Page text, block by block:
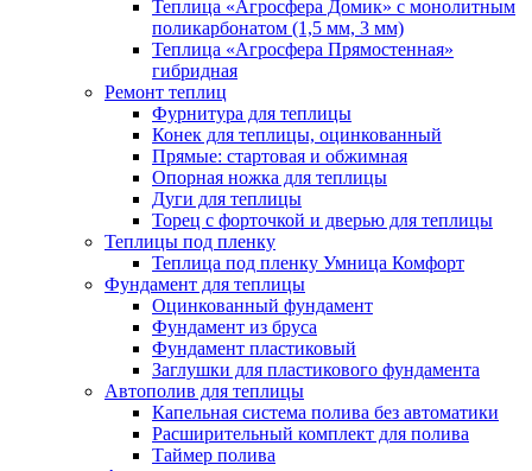
Теплица «Агросфера Домик» с монолитным
поликарбонатом (1,5 мм, 3 мм)
Теплица «Агросфера Прямостенная»
гибридная
Ремонт теплиц
Фурнитура для теплицы
Конек для теплицы, оцинкованный
Прямые: стартовая и обжимная
Опорная ножка для теплицы
Дуги для теплицы
Торец с форточкой и дверью для теплицы
Теплицы под пленку
Теплица под пленку Умница Комфорт
Фундамент для теплицы
Оцинкованный фундамент
Фундамент из бруса
Фундамент пластиковый
Заглушки для пластикового фундамента
Автополив для теплицы
Капельная система полива без автоматики
Расширительный комплект для полива
Таймер полива